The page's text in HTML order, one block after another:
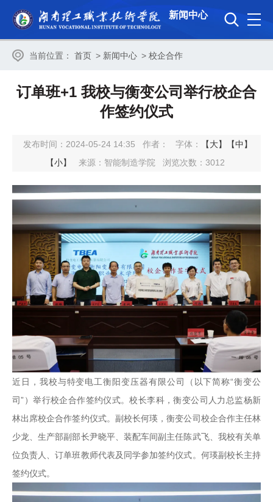
新闻中心
当前位置： 首页 > 新闻中心 > 校企合作
订单班+1 我校与衡变公司举行校企合
作签约仪式
发布时间：2024-05-24 14:35 作者： 字体： 【大】
【中】
【小】
来源：智能制造学院 浏览次数： 3012
近日，我校与特变电工衡阳变压器有限公司（以下简称“衡变公
司”）举行校企合作签约仪式。校长李科，衡变公司人力总监杨新
林出席校企合作签约仪式。副校长何瑛，衡变公司校企合作主任林
少龙、生产部副部长尹晓平、装配车间副主任陈武飞、我校有关单
位负责人、订单班教师代表及同学参加签约仪式。何瑛副校长主持
签约仪式。